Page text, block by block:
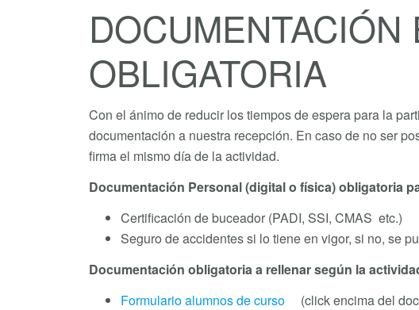
OBLIGATORIA
Con el ánimo de reducir los tiempos de espera para la
documentación a nuestra recepción. En caso de no ser
firma el mismo día de la actividad.
Documentación Personal (digital o física) obligatoria
Certificación de buceador (PADI, SSI, CMAS etc.)
Seguro de accidentes si lo tiene en vigor, si no, se
Documentación obligatoria a rellenar según la
Formulario alumnos de curso (click encima del